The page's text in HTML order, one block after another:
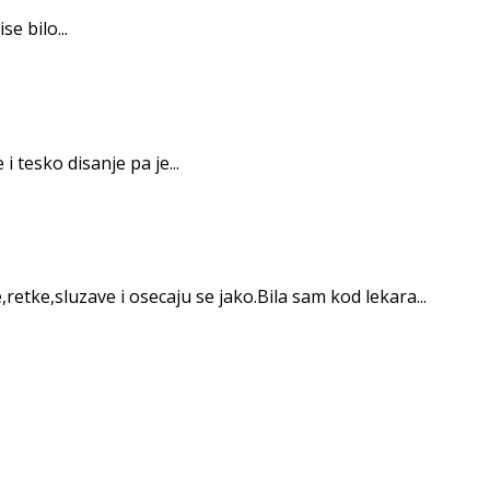
bilo...
tesko disanje pa je...
i osecaju se jako.Bila sam kod lekara...